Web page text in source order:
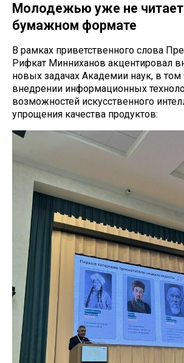
Молодежью уже не
бумажном формате
В рамках приветственного слова
Рифкат Минниханов акцентировал
новых задачах Академии наук, в том
внедрении информационных
возможностей искусственного
упрощения качества продуктов: